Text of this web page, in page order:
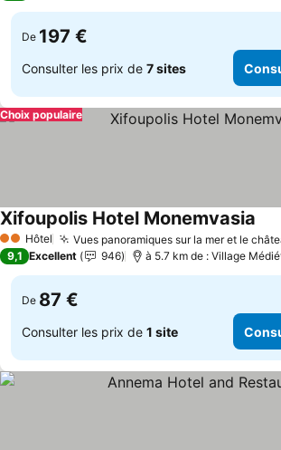
De 197 €
Consulter les prix de 7 sites
Choix populaire
2 Étoiles
Hôtel Vues panoramiques sur la mer et le
Xifoupolis Hotel Monemvasia
9,1 Excellent 946 à 5.7 km de : Village
De 87 €
Consulter les prix de 1 site